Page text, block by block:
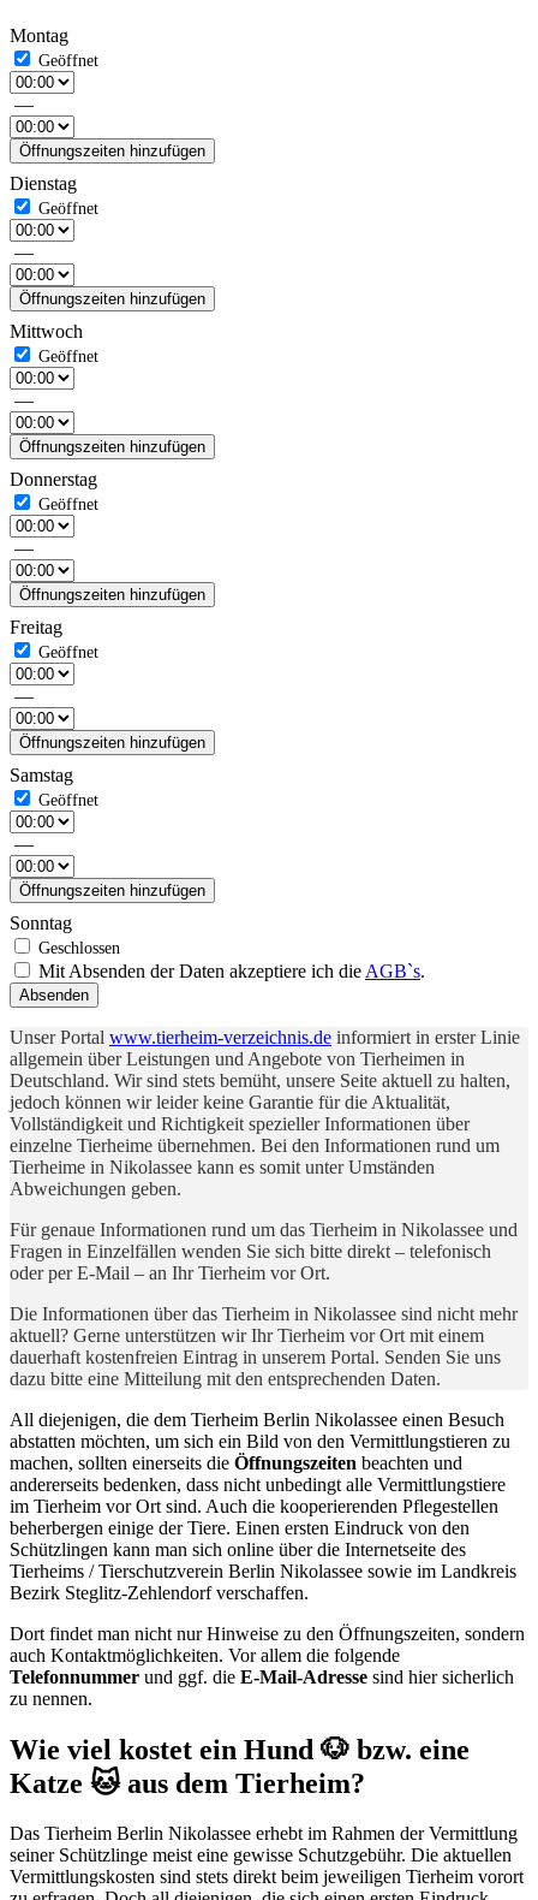
Montag
—
Öffnungszeiten hinzufügen
Dienstag
—
Öffnungszeiten hinzufügen
Mittwoch
—
Öffnungszeiten hinzufügen
Donnerstag
—
Öffnungszeiten hinzufügen
Freitag
—
Öffnungszeiten hinzufügen
Samstag
—
Öffnungszeiten hinzufügen
Sonntag
Mit Absenden der Daten akzeptiere ich die AGB`s.
Absenden
Unser Portal www.tierheim-verzeichnis.de informiert in erster Linie
allgemein über Leistungen und Angebote von Tierheimen in
Deutschland. Wir sind stets bemüht, unsere Seite aktuell zu halten,
jedoch können wir leider keine Garantie für die Aktualität,
Vollständigkeit und Richtigkeit spezieller Informationen über
einzelne Tierheime übernehmen. Bei den Informationen rund um
Tierheime in Nikolassee kann es somit unter Umständen
Abweichungen geben.
Für genaue Informationen rund um das Tierheim in Nikolassee und
Fragen in Einzelfällen wenden Sie sich bitte direkt – telefonisch
oder per E-Mail – an Ihr Tierheim vor Ort.
Die Informationen über das Tierheim in Nikolassee sind nicht mehr
aktuell? Gerne unterstützen wir Ihr Tierheim vor Ort mit einem
dauerhaft kostenfreien Eintrag in unserem Portal. Senden Sie uns
dazu bitte eine Mitteilung mit den entsprechenden Daten.
All diejenigen, die dem Tierheim Berlin Nikolassee einen Besuch
abstatten möchten, um sich ein Bild von den Vermittlungstieren zu
machen, sollten einerseits die Öffnungszeiten beachten und
andererseits bedenken, dass nicht unbedingt alle Vermittlungstiere
im Tierheim vor Ort sind. Auch die kooperierenden Pflegestellen
beherbergen einige der Tiere. Einen ersten Eindruck von den
Schützlingen kann man sich online über die Internetseite des
Tierheims / Tierschutzverein Berlin Nikolassee sowie im Landkreis
Bezirk Steglitz-Zehlendorf verschaffen.
Dort findet man nicht nur Hinweise zu den Öffnungszeiten, sondern
auch Kontaktmöglichkeiten. Vor allem die folgende
Telefonnummer und ggf. die E-Mail-Adresse sind hier sicherlich
zu nennen.
Wie viel kostet ein Hund 🐶 bzw. eine
Katze 🐱 aus dem Tierheim?
Das Tierheim Berlin Nikolassee erhebt im Rahmen der Vermittlung
seiner Schützlinge meist eine gewisse Schutzgebühr. Die aktuellen
Vermittlungskosten sind stets direkt beim jeweiligen Tierheim vorort